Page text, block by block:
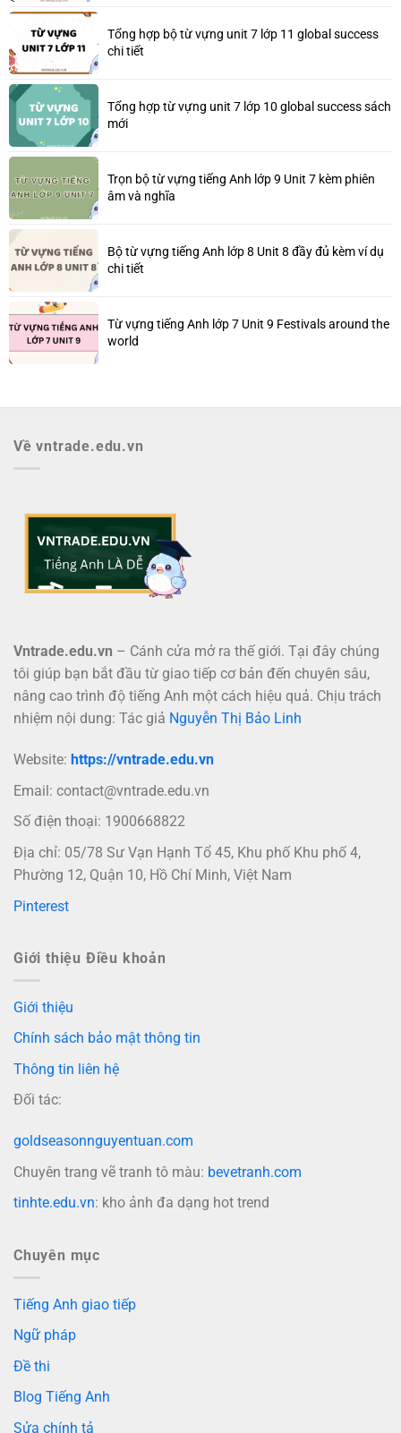
Tổng hợp bộ từ vựng unit 7 lớp 11 global success
chi tiết
Tổng hợp từ vựng unit 7 lớp 10 global success sách
mới
Trọn bộ từ vựng tiếng Anh lớp 9 Unit 7 kèm phiên
âm và nghĩa
Bộ từ vựng tiếng Anh lớp 8 Unit 8 đầy đủ kèm ví dụ
chi tiết
Từ vựng tiếng Anh lớp 7 Unit 9 Festivals around the
world
Về vntrade.edu.vn
Vntrade.edu.vn – Cánh cửa mở ra thế giới. Tại đây chúng
tôi giúp bạn bắt đầu từ giao tiếp cơ bản đến chuyên sâu,
nâng cao trình độ tiếng Anh một cách hiệu quả. Chịu trách
nhiệm nội dung: Tác giả Nguyễn Thị Bảo Linh
Website: https://vntrade.edu.vn
Email: contact@vntrade.edu.vn
Số điện thoại: 1900668822
Địa chỉ: 05/78 Sư Vạn Hạnh Tổ 45, Khu phố Khu phố 4,
Phường 12, Quận 10, Hồ Chí Minh, Việt Nam
Pinterest
Giới thiệu Điều khoản
Giới thiệu
Chính sách bảo mật thông tin
Thông tin liên hệ
Đối tác:
goldseasonnguyentuan.com
Chuyên trang vẽ tranh tô màu: bevetranh.com
tinhte.edu.vn: kho ảnh đa dạng hot trend
Chuyên mục
Tiếng Anh giao tiếp
Ngữ pháp
Đề thi
Blog Tiếng Anh
Sửa chính tả